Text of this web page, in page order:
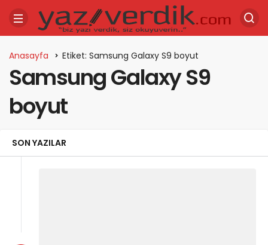
Anasayfa Etiket: Samsung Galaxy S9 boyut
Samsung Galaxy S9
boyut
SON YAZILAR